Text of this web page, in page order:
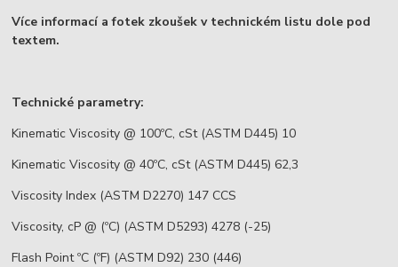
Více informací a fotek zkoušek v technickém listu dole pod
textem.
Technické parametry:
Kinematic Viscosity @ 100ºC, cSt (ASTM D445) 10
Kinematic Viscosity @ 40ºC, cSt (ASTM D445) 62,3
Viscosity Index (ASTM D2270) 147 CCS
Viscosity, cP @ (ºC) (ASTM D5293) 4278 (-25)
Flash Point ºC (ºF) (ASTM D92) 230 (446)